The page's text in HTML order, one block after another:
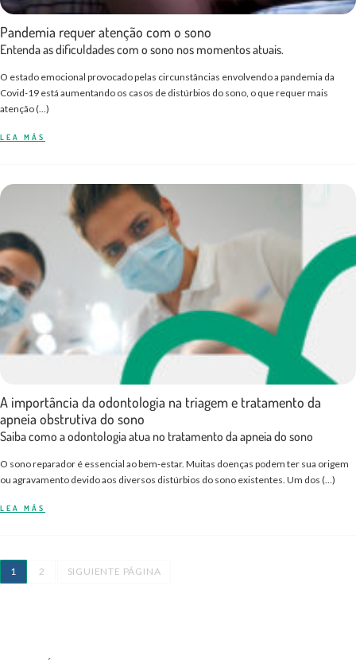
Pandemia requer atenção com o sono
Entenda as dificuldades com o sono nos momentos atuais.
O estado emocional provocado pelas circunstâncias envolvendo a pandemia da
Covid-19 está aumentando os casos de distúrbios do sono, o que requer mais
atenção (…)
LEA MÁS
A importância da odontologia na triagem e tratamento da
apneia obstrutiva do sono
Saiba como a odontologia atua no tratamento da apneia do sono
O sono reparador é essencial ao bem-estar. Muitas doenças podem ter sua origem
ou agravamento devido aos diversos distúrbios do sono existentes. Um dos (…)
LEA MÁS
1 2 SIGUIENTE PÁGINA